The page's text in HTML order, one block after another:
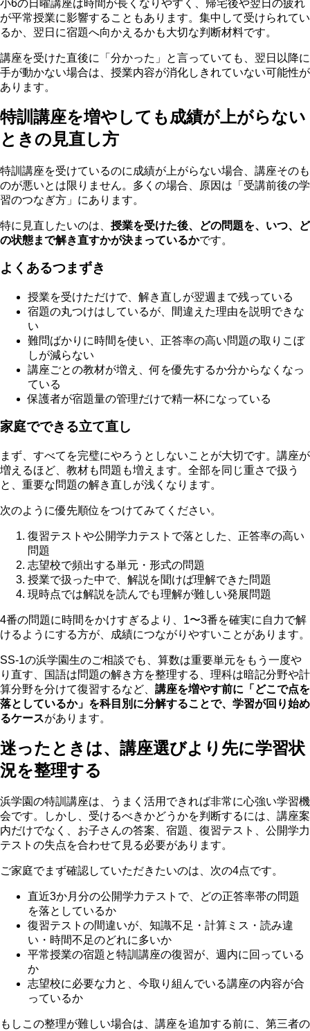
小6の日曜講座は時間が長くなりやすく、帰宅後や翌日の疲れ
が平常授業に影響することもあります。集中して受けられてい
るか、翌日に宿題へ向かえるかも大切な判断材料です。
講座を受けた直後に「分かった」と言っていても、翌日以降に
手が動かない場合は、授業内容が消化しきれていない可能性が
あります。
特訓講座を増やしても成績が上がらない
ときの見直し方
特訓講座を受けているのに成績が上がらない場合、講座そのも
のが悪いとは限りません。多くの場合、原因は「受講前後の学
習のつなぎ方」にあります。
特に見直したいのは、 授業を受けた後、どの問題を、いつ、ど
の状態まで解き直すかが決まっているかです。
よくあるつまずき
授業を受けただけで、解き直しが翌週まで残っている
宿題の丸つけはしているが、間違えた理由を説明できな
い
難問ばかりに時間を使い、正答率の高い問題の取りこぼ
しが減らない
講座ごとの教材が増え、何を優先するか分からなくなっ
ている
保護者が宿題量の管理だけで精一杯になっている
家庭でできる立て直し
まず、すべてを完璧にやろうとしないことが大切です。講座が
増えるほど、教材も問題も増えます。全部を同じ重さで扱う
と、重要な問題の解き直しが浅くなります。
次のように優先順位をつけてみてください。
復習テストや公開学力テストで落とした、正答率の高い
問題
志望校で頻出する単元・形式の問題
授業で扱った中で、解説を聞けば理解できた問題
現時点では解説を読んでも理解が難しい発展問題
4番の問題に時間をかけすぎるより、1〜3番を確実に自力で解
けるようにする方が、成績につながりやすいことがあります。
SS-1の浜学園生のご相談でも、算数は重要単元をもう一度や
り直す、国語は問題の解き方を整理する、理科は暗記分野や計
算分野を分けて復習するなど、 講座を増やす前に「どこで点を
落としているか」を科目別に分解することで、学習が回り始め
るケースがあります。
迷ったときは、講座選びより先に学習状
況を整理する
浜学園の特訓講座は、うまく活用できれば非常に心強い学習機
会です。しかし、受けるべきかどうかを判断するには、講座案
内だけでなく、お子さんの答案、宿題、復習テスト、公開学力
テストの失点を合わせて見る必要があります。
ご家庭でまず確認していただきたいのは、次の4点です。
直近3か月分の公開学力テストで、どの正答率帯の問題
を落としているか
復習テストの間違いが、知識不足・計算ミス・読み違
い・時間不足のどれに多いか
平常授業の宿題と特訓講座の復習が、週内に回っている
か
志望校に必要な力と、今取り組んでいる講座の内容が合
っているか
もしこの整理が難しい場合は、講座を追加する前に、第三者の